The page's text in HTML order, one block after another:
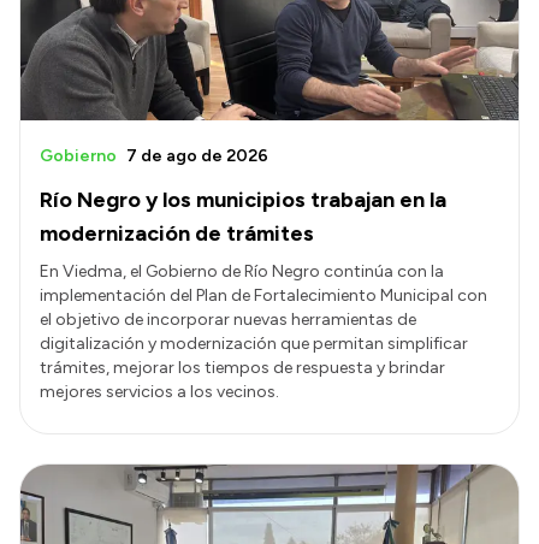
Transparencia
Presupuesto
Boletín Oficial
Compras y licitaciones
Consulta de pago a proveedores
Convocatorias
Intranet
Login
Río Negro y los municipios trabajan en la
modernización de trámites
Gobierno 7 de ago de 2026
En Viedma, el Gobierno de Río Negro continúa con la
implementación del Plan de Fortalecimiento Municipal con
el objetivo de incorporar nuevas herramientas de
digitalización y modernización que permitan simplificar
trámites, mejorar los tiempos de respuesta y brindar
mejores servicios a los vecinos.